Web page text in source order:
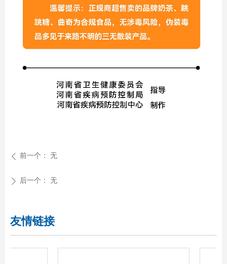
ꄴ 前一个： 无
ꄲ 后一个： 无
友情链接